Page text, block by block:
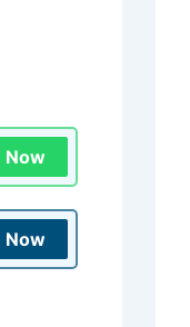
Now
Now